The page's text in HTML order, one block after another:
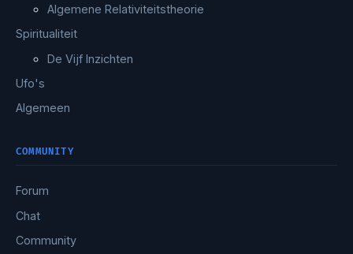
Algemene Relativiteitstheorie
Spiritualiteit
De Vijf Inzichten
Ufo's
Algemeen
COMMUNITY
Forum
Chat
Community